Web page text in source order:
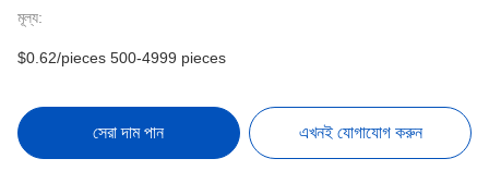
মূল্য:
$0.62/pieces 500-4999 pieces
সেরা দাম পান এখনই যোগাযোগ করুন